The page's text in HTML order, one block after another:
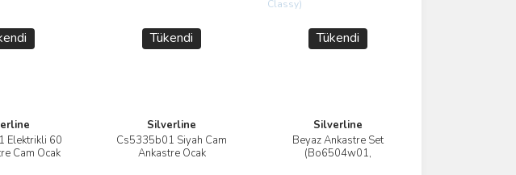
Elektrikli 60
Cam Ocak
Tükendi
Silverline
Cs5335b01 Siyah Cam
Ankastre Ocak
İncele
Tükendi
Silverline
Beyaz Ankastre Set
(Bo6504w01,
İncele